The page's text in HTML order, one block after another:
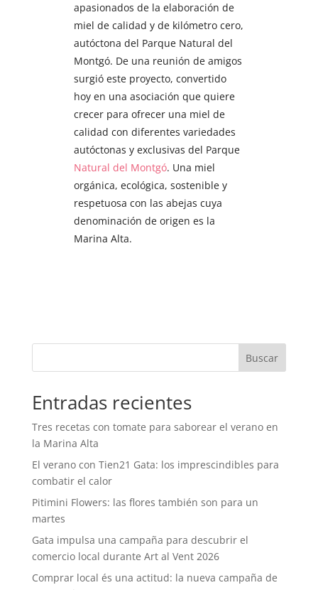
apasionados de la elaboración de
miel de calidad y de kilómetro cero,
autóctona del Parque Natural del
Montgó. De una reunión de amigos
surgió este proyecto, convertido
hoy en una asociación que quiere
crecer para ofrecer una miel de
calidad con diferentes variedades
autóctonas y exclusivas del Parque
Natural del Montgó. Una miel
orgánica, ecológica, sostenible y
respetuosa con las abejas cuya
denominación de origen es la
Marina Alta.
Buscar
Entradas recientes
Tres recetas con tomate para saborear el verano en
la Marina Alta
El verano con Tien21 Gata: los imprescindibles para
combatir el calor
Pitimini Flowers: las flores también son para un
martes
Gata impulsa una campaña para descubrir el
comercio local durante Art al Vent 2026
Comprar local és una actitud: la nueva campaña de